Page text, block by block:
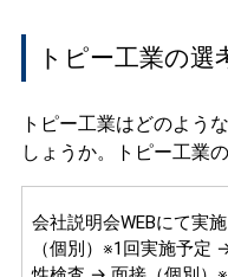
トピー工業の選
トピー工業はどのよう
しょうか。トピー工業
会社説明会WEBにて実
（個別）※1回実施予